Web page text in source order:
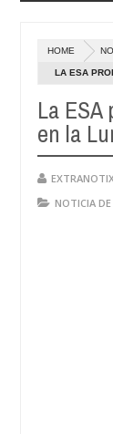
vieron a
de radio rusa
HOME
LA ESA
La
en la
NOTICIA DE